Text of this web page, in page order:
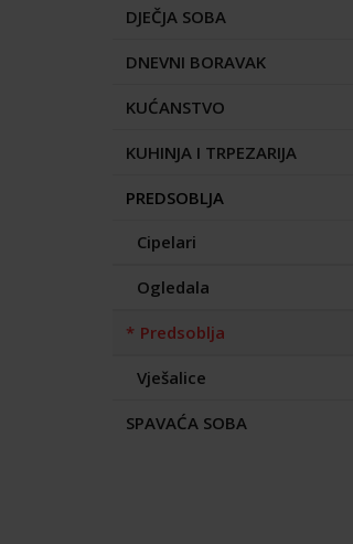
DJEČJA SOBA
DNEVNI BORAVAK
KUĆANSTVO
KUHINJA I TRPEZARIJA
PREDSOBLJA
Cipelari
Ogledala
Predsoblja
Vješalice
SPAVAĆA SOBA